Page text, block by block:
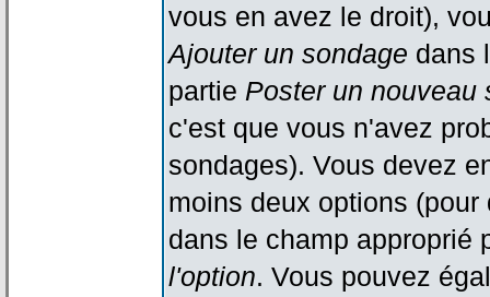
vous en avez le droit),
Ajouter un sondage dans
partie Poster un nouveau
c'est que vous n'avez
sondages). Vous devez
moins deux options
dans le champ
l'option. Vous pouvez